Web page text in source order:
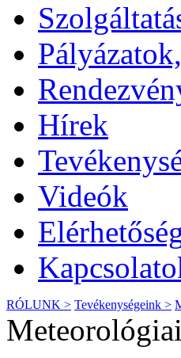
Hírek
Videók
RÓLUNK > Tevékenységeink >